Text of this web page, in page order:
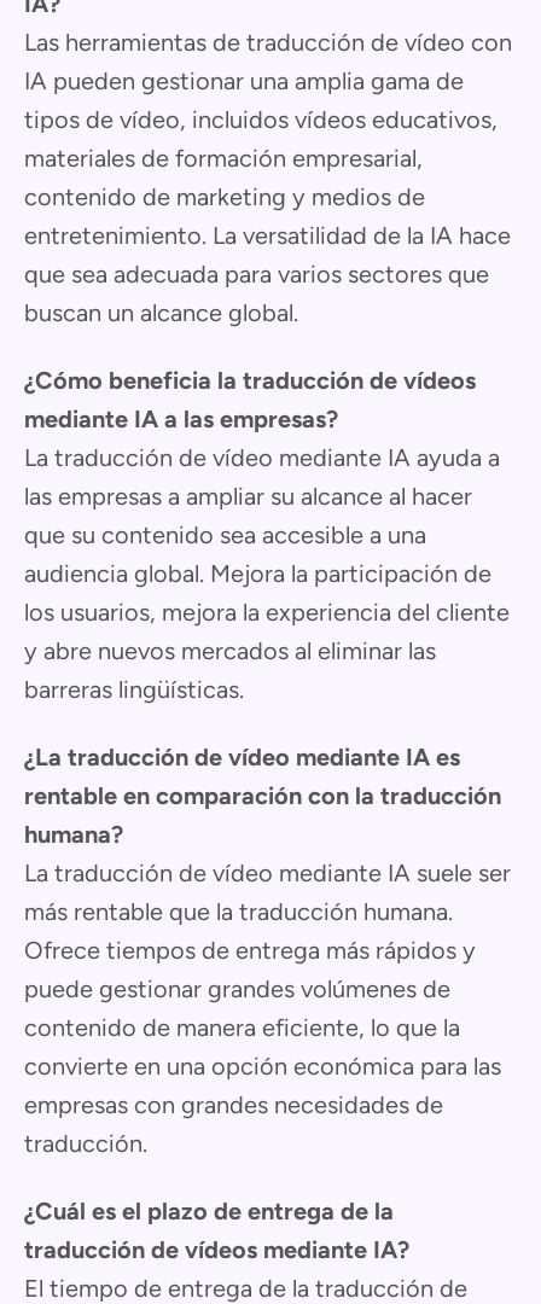
Las herramientas de traducción de vídeo con
IA pueden gestionar una amplia gama de
tipos de vídeo, incluidos vídeos educativos,
materiales de formación empresarial,
contenido de marketing y medios de
entretenimiento. La versatilidad de la IA hace
que sea adecuada para varios sectores que
buscan un alcance global.
¿Cómo beneficia la traducción de vídeos
mediante IA a las empresas?
La traducción de vídeo mediante IA ayuda a
las empresas a ampliar su alcance al hacer
que su contenido sea accesible a una
audiencia global. Mejora la participación de
los usuarios, mejora la experiencia del cliente
y abre nuevos mercados al eliminar las
barreras lingüísticas.
¿La traducción de vídeo mediante IA es
rentable en comparación con la traducción
humana?
La traducción de vídeo mediante IA suele ser
más rentable que la traducción humana.
Ofrece tiempos de entrega más rápidos y
puede gestionar grandes volúmenes de
contenido de manera eficiente, lo que la
convierte en una opción económica para las
empresas con grandes necesidades de
traducción.
¿Cuál es el plazo de entrega de la
traducción de vídeos mediante IA?
El tiempo de entrega de la traducción de